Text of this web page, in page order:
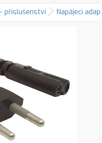
příslušenství Napájecí